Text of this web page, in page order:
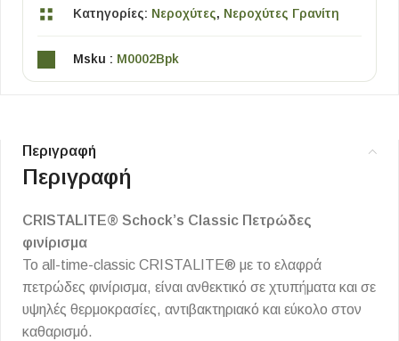
Κατηγορίες: Νεροχύτες, Νεροχύτες Γρανίτη
Msku : M0002Bpk
Περιγραφή
Περιγραφή
CRISTALITE® Schock’s Classic Πετρώδες
φινίρισμα
Το all-time-classic CRISTALITE® με το ελαφρά
πετρώδες φινίρισμα, είναι ανθεκτικό σε χτυπήματα και σε
υψηλές θερμοκρασίες, αντιβακτηριακό και εύκολο στον
καθαρισμό.